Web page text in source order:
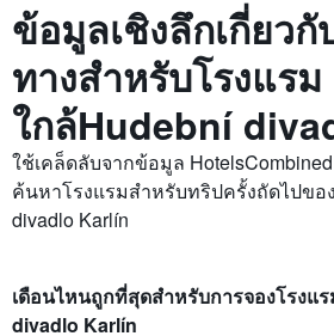
ข้อมูลเชิงลึกเกี่ยวกั
ทางสำหรับโรงแรม
ใกล้Hudební
ใช้เคล็ดลับจากข้อมูล
ค้นหาโรงแรมสำหรับทริปครั้งถัดไปข
divadlo Karlín
เดือนไหนถูกที่สุดสำหรับการจองโรงแ
divadlo Karlín